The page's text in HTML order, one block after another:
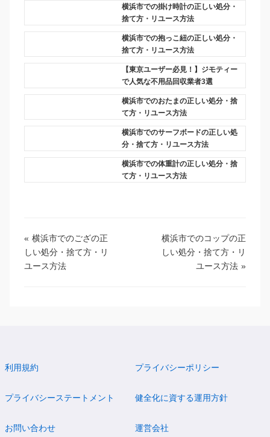
横浜市での掛け時計の正しい処分・
捨て方・リユース方法
横浜市での抱っこ紐の正しい処分・
捨て方・リユース方法
【東京ユーザー必見！】ジモティー
で人気な不用品回収業者3選
横浜市でのおたまの正しい処分・捨
て方・リユース方法
横浜市でのサーフボードの正しい処
分・捨て方・リユース方法
横浜市での体重計の正しい処分・捨
て方・リユース方法
« 横浜市でのござの正
しい処分・捨て方・リ
ユース方法
横浜市でのコップの正
しい処分・捨て方・リ
ユース方法 »
利用規約 プライバシーポリシー
プライバシーステートメント 健全化に資する運用方針
お問い合わせ 運営会社